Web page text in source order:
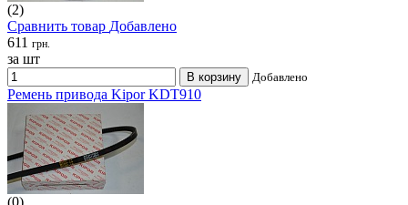
(2)
Сравнить товар Добавлено
611 грн.
за шт
В корзину Добавлено
Ремень привода Kipor KDT910
(0)